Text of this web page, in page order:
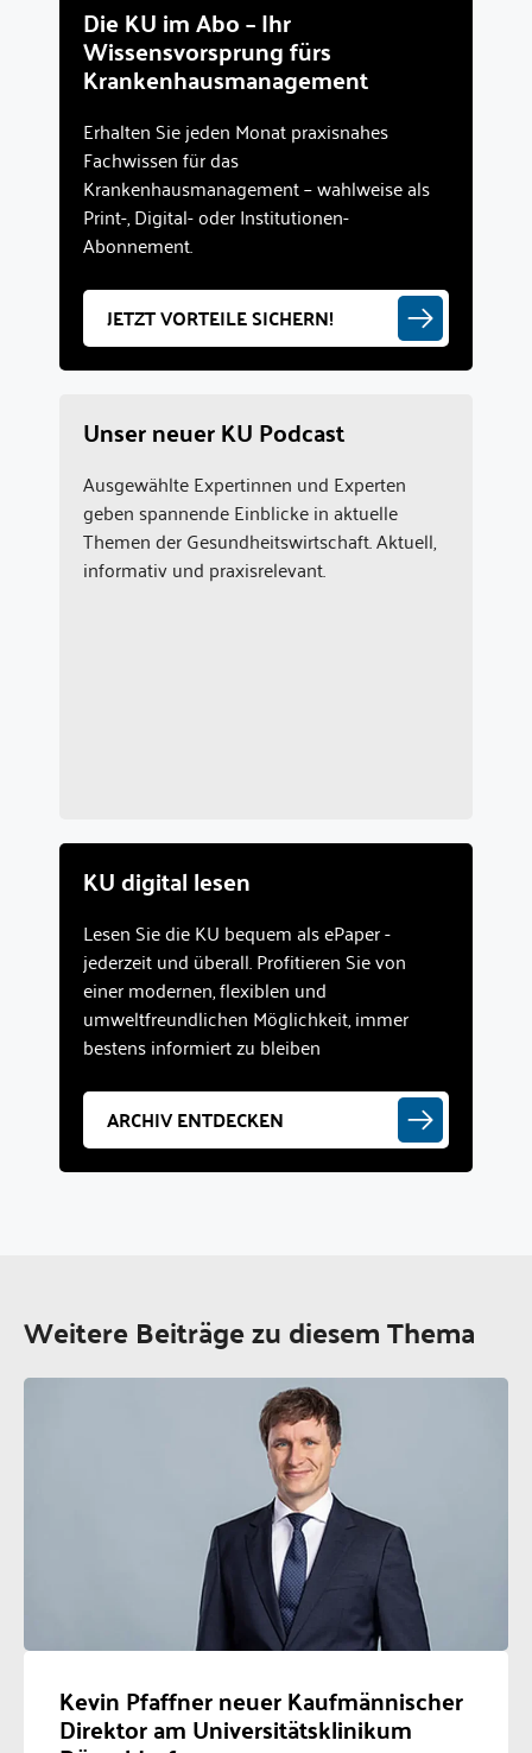
Die KU im Abo – Ihr
Wissensvorsprung fürs
Krankenhausmanagement
Erhalten Sie jeden Monat praxisnahes
Fachwissen für das
Krankenhausmanagement – wahlweise als
Print-, Digital- oder Institutionen-
Abonnement.
JETZT VORTEILE SICHERN!
Unser neuer KU Podcast
Ausgewählte Expertinnen und Experten
geben spannende Einblicke in aktuelle
Themen der Gesundheitswirtschaft. Aktuell,
informativ und praxisrelevant.
KU digital lesen
Lesen Sie die KU bequem als ePaper -
jederzeit und überall. Profitieren Sie von
einer modernen, flexiblen und
umweltfreundlichen Möglichkeit, immer
bestens informiert zu bleiben
ARCHIV ENTDECKEN
Weitere Beiträge zu diesem Thema
Kevin Pfaffner neuer Kaufmännischer
Direktor am Universitätsklinikum